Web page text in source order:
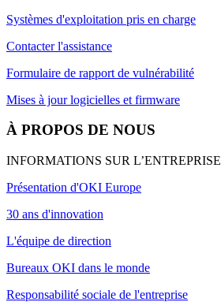
Systèmes d'exploitation pris en charge
Contacter l'assistance
Formulaire de rapport de vulnérabilité
Mises à jour logicielles et firmware
À PROPOS DE NOUS
INFORMATIONS SUR L’ENTREPRISE
Présentation d'OKI Europe
30 ans d'innovation
L'équipe de direction
Bureaux OKI dans le monde
Responsabilité sociale de l'entreprise